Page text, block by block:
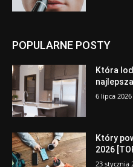
POPULARNE POSTY
Która
6 lipca 2026
Który
2026
23 stycznia